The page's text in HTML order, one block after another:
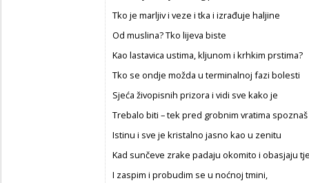
Tko je marljiv i veze i tka i izrađuje haljine
Od muslina? Tko lijeva biste
Kao lastavica ustima, kljunom i krhkim prstima?
Tko se ondje možda u terminalnoj fazi bolesti
Sjeća živopisnih prizora i vidi sve kako je
Trebalo biti – tek pred grobnim vratima spoznaš
Istinu i sve je kristalno jasno kao u zenitu
Kad sunčeve zrake padaju okomito i obasjaju
I zaspim i probudim se u noćnoj tmini,